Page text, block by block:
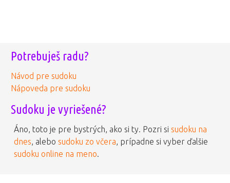
Potrebuješ radu?
Návod pre sudoku
Nápoveda pre sudoku
Sudoku je vyriešené?
Áno, toto je pre bystrých, ako si ty. Pozri si sudoku na
dnes , alebo sudoku zo včera , prípadne si vyber ďalšie
sudoku online na meno